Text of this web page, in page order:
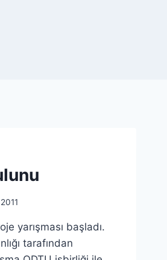
yarışması başladı.
tarafından